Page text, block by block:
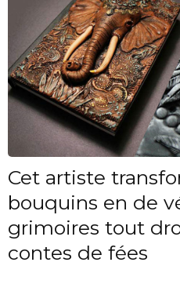
Cet artiste
bouquins en de
grimoires tout
contes de fées